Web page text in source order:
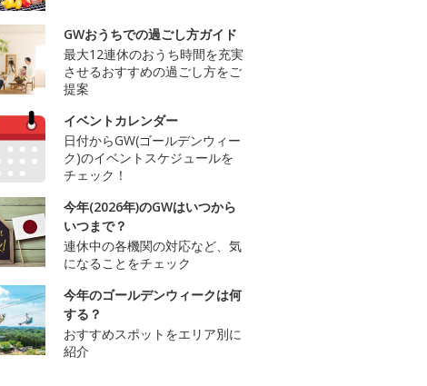
GWおうちでの過ごし方ガイド
最大12連休のおうち時間を充実
させるおすすめの過ごし方をご
提案
イベントカレンダー
日付からGW(ゴールデンウィー
ク)のイベントスケジュールを
チェック！
今年(2026年)のGWはいつから
いつまで？
連休中の各機関の対応など、気
になることをチェック
今年のゴールデンウィークは何
する？
おすすめスポットをエリア別に
紹介